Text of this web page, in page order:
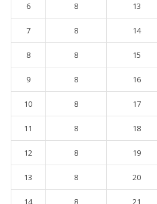
6 8 13
7 8 14
8 8 15
9 8 16
10 8 17
11 8 18
12 8 19
13 8 20
14 8 21